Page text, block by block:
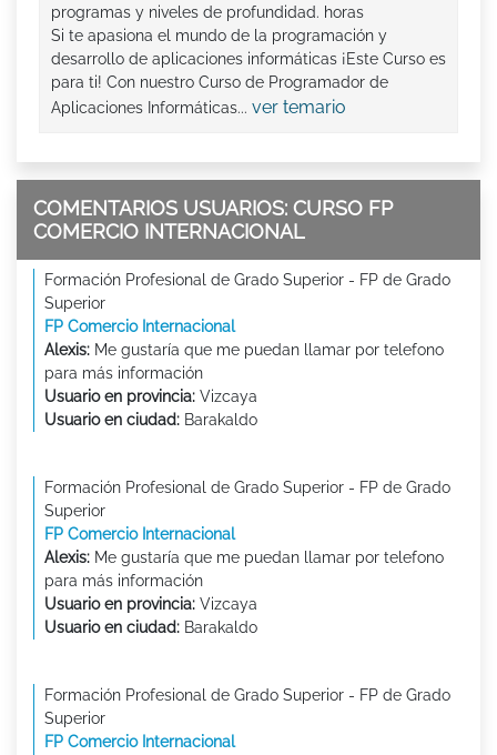
programas y niveles de profundidad. horas
Si te apasiona el mundo de la programación y
desarrollo de aplicaciones informáticas ¡Este Curso es
para ti! Con nuestro Curso de Programador de
Aplicaciones Informáticas... ver temario
COMENTARIOS USUARIOS: CURSO FP
COMERCIO INTERNACIONAL
Formación Profesional de Grado Superior - FP de Grado
Superior
FP Comercio Internacional
Alexis: Me gustaría que me puedan llamar por telefono
para más información
Usuario en provincia: Vizcaya
Usuario en ciudad: Barakaldo
Formación Profesional de Grado Superior - FP de Grado
Superior
FP Comercio Internacional
Alexis: Me gustaría que me puedan llamar por telefono
para más información
Usuario en provincia: Vizcaya
Usuario en ciudad: Barakaldo
Formación Profesional de Grado Superior - FP de Grado
Superior
FP Comercio Internacional